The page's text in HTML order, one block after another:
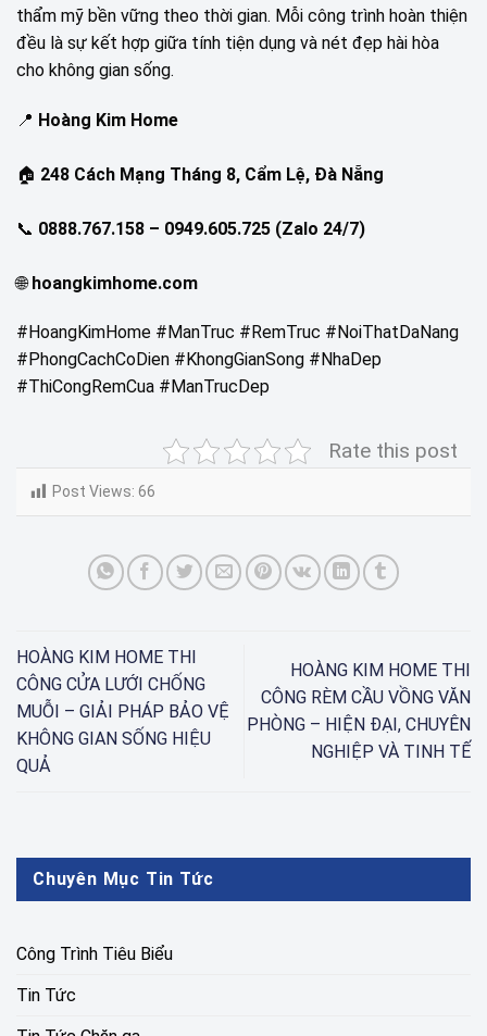
thẩm mỹ bền vững theo thời gian. Mỗi công trình hoàn thiện
đều là sự kết hợp giữa tính tiện dụng và nét đẹp hài hòa
cho không gian sống.
📍 Hoàng Kim Home
🏠 248 Cách Mạng Tháng 8, Cẩm Lệ, Đà Nẵng
📞 0888.767.158 – 0949.605.725 (Zalo 24/7)
🌐hoangkimhome.com
#HoangKimHome #ManTruc #RemTruc #NoiThatDaNang
#PhongCachCoDien #KhongGianSong #NhaDep
#ThiCongRemCua #ManTrucDep
Rate this post
Post Views: 66
HOÀNG KIM HOME THI
CÔNG CỬA LƯỚI CHỐNG
MUỖI – GIẢI PHÁP BẢO VỆ
KHÔNG GIAN SỐNG HIỆU
QUẢ
HOÀNG KIM HOME THI
CÔNG RÈM CẦU VỒNG VĂN
PHÒNG – HIỆN ĐẠI, CHUYÊN
NGHIỆP VÀ TINH TẾ
Chuyên Mục Tin Tức
Công Trình Tiêu Biểu
Tin Tức